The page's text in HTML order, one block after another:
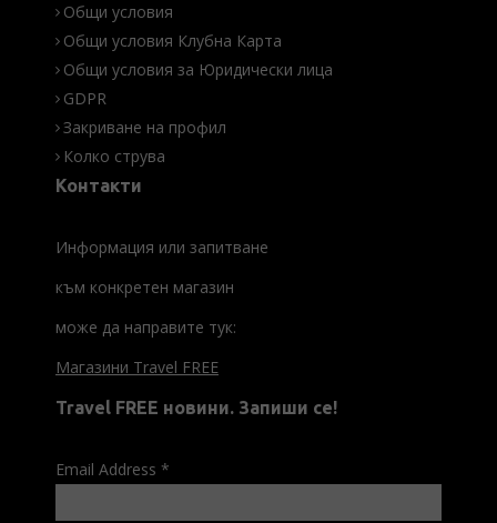
Общи условия
Общи условия Клубна Карта
Общи условия за Юридически лица
GDPR
Закриване на профил
Колко струва
Контакти
Информация или запитване
към конкретен магазин
може да направите тук:
Магазини Travel FREE
Travel FREE новини. Запиши се!
Email Address *